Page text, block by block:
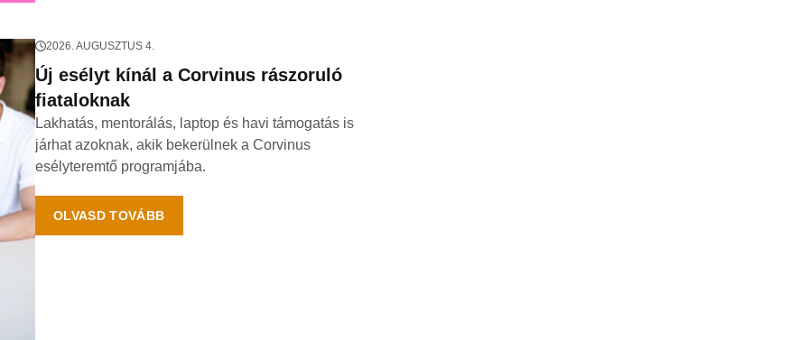
2026. AUGUSZTUS 4.
Új esélyt kínál a Corvinus rászoruló
fiataloknak
Lakhatás, mentorálás, laptop és havi támogatás is
járhat azoknak, akik bekerülnek a Corvinus
esélyteremtő programjába.
OLVASD TOVÁBB